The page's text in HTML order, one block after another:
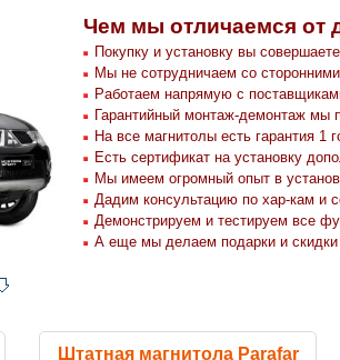
Чем мы отличаемся от
Покупку и установку вы
Мы не сотрудничаем со
Работаем напрямую с
Гарантийный монтаж-демонтаж мы
На все магнитолы есть гарантия 1
Есть сертификат на установку
Мы имеем огромный опыт в
Дадим консультацию по хар-кам и
Демонстрируем и тестируем все
А еще мы делаем подарки и скидки
Штатная магнитола Parafar